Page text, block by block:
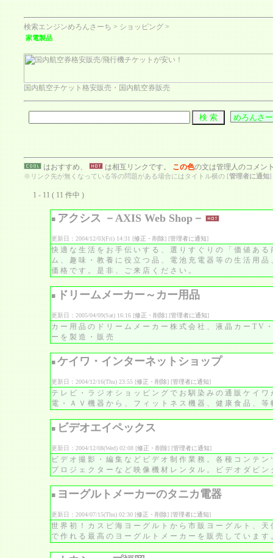
検索エンジンめろんさーち>ショッピング>
家電製品
国内航空チケット格安販売・国内航空券販売
はおすすめ、 は相互リンクです。この色の文は管理人のコメン
※リンク先が無くなっている等の問題がある場合にはタイトル横の [管理者に通知]
1 - 11 ( 11 件中 )
■ アクシス －AXIS Web Shop－
更新日：2004/12/03(Fri) 14:31 [修正・削除] [管理者に通知]
快適な生活をお手伝いする、選りすぐりの「価値あ
ム、趣味・教養に役立つ品、電池充電器等の生活用
価格です。是非、ご来店ください。
■ ドリームメーカー～カー用品
更新日：2005/04/09(Sat) 16:16 [修正・削除] [管理者に通知]
カー用品のドリームメーカー株式会社、液晶カー
ーを製造・販売
■ ケイワ・インターネットショップ
更新日：2004/12/16(Thu) 23:55 [修正・削除] [管理者に通知]
テレビ・ラジオショッピングでお馴染みの通販ケイ
電・ＡＶ機器から、フィットネス機器、健康食品、
■ ビデオエイペックス
更新日：2004/12/08(Wed) 02:08 [修正・削除] [管理者に通知]
ビデオ撮影・編集などビデオ制作業務。各種コンテ
プロジェクターなど映像機材レンタル。ビデオダビン
■ ヨーグルトメーカーのタニカ電器
更新日：2004/07/15(Thu) 02:30 [修正・削除] [管理者に通知]
世界初！カスピ海ヨーグルトから市販ヨーグルト、
で作れる最高のヨーグルトメーカーを販売しています